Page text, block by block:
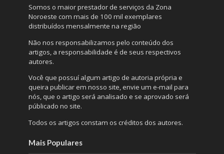
Somos o maior prestador de serviços da Zona
Noroeste com mais de 100 mil exemplares
distribuídos mensalmente na região
Não nos responsabilizamos pelo conteúdo dos
artigos, a responsabilidade é de seus respectivos
autores.
Você que possuí algum artigo de autoria própria e
queira publicar em nosso site, envie um e-mail para
nós, que o artigo será analisado e se aprovado será
públicado no site.
Todos os artigos constam os créditos dos autores.
Mais Populares